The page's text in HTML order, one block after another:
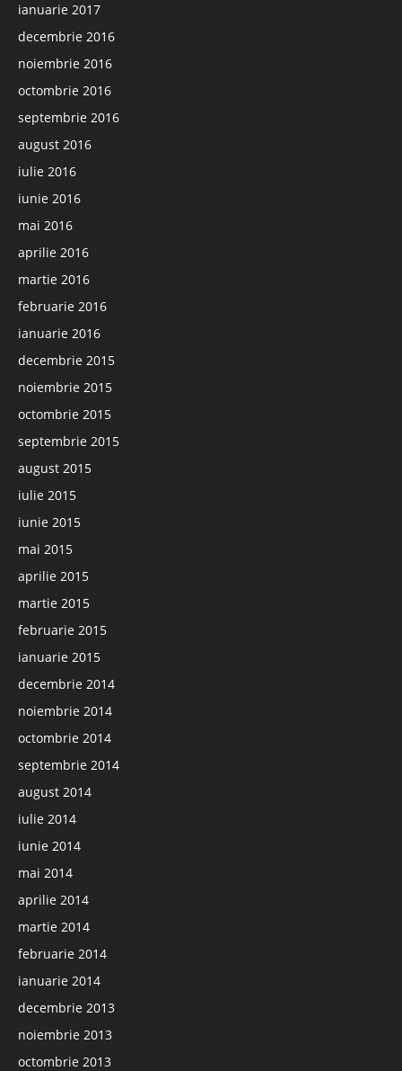
ianuarie 2017
decembrie 2016
noiembrie 2016
octombrie 2016
septembrie 2016
august 2016
iulie 2016
iunie 2016
mai 2016
aprilie 2016
martie 2016
februarie 2016
ianuarie 2016
decembrie 2015
noiembrie 2015
octombrie 2015
septembrie 2015
august 2015
iulie 2015
iunie 2015
mai 2015
aprilie 2015
martie 2015
februarie 2015
ianuarie 2015
decembrie 2014
noiembrie 2014
octombrie 2014
septembrie 2014
august 2014
iulie 2014
iunie 2014
mai 2014
aprilie 2014
martie 2014
februarie 2014
ianuarie 2014
decembrie 2013
noiembrie 2013
octombrie 2013